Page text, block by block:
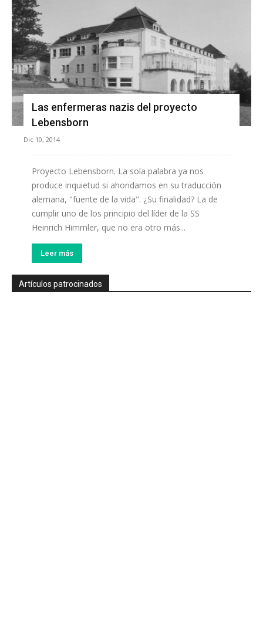
Las enfermeras nazis del proyecto
Lebensborn
Dic 10, 2014
Proyecto Lebensborn. La sola palabra ya nos
produce inquietud si ahondamos en su traducción
alemana, "fuente de la vida". ¿Su finalidad? La de
cumplir uno de los principio del líder de la SS
Heinrich Himmler, que no era otro más...
Leer más
Artículos patrocinados